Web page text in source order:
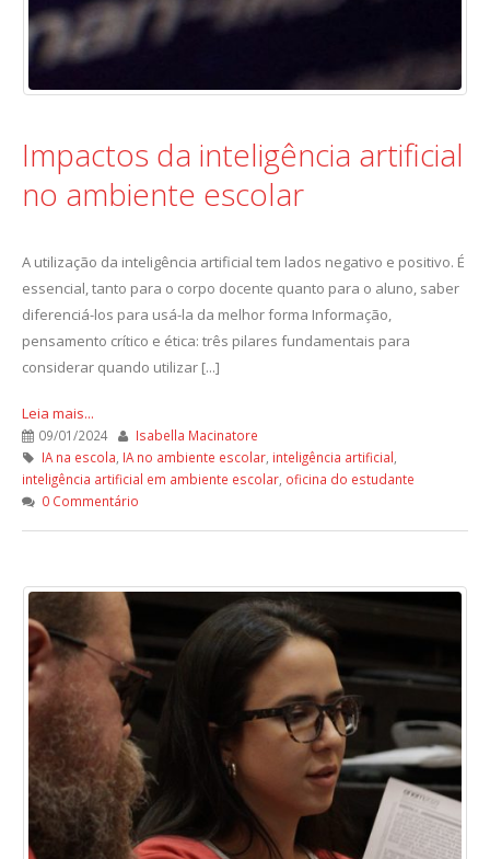
Impactos da inteligência artificial
no ambiente escolar
A utilização da inteligência artificial tem lados negativo e positivo. É
essencial, tanto para o corpo docente quanto para o aluno, saber
diferenciá-los para usá-la da melhor forma Informação,
pensamento crítico e ética: três pilares fundamentais para
considerar quando utilizar [...]
Leia mais...
09/01/2024
Isabella Macinatore
IA na escola IA no ambiente escolar, inteligência artificial
inteligência artificial em ambiente escolar oficina do estudante
0 Commentário